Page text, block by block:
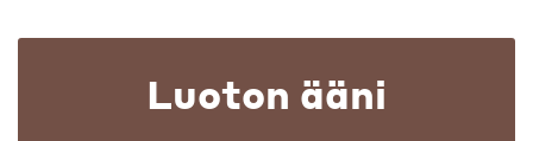
Luoton ääni